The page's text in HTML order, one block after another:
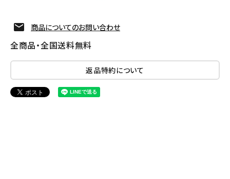
商品についてのお問い合わせ
全商品・全国送料無料
返品特約について